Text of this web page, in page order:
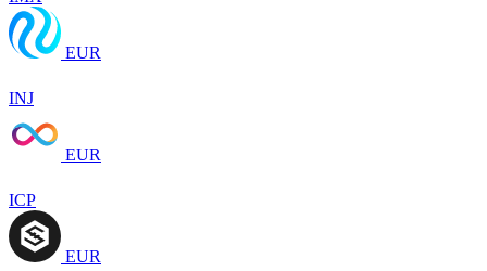
EUR
INJ
EUR
ICP
EUR